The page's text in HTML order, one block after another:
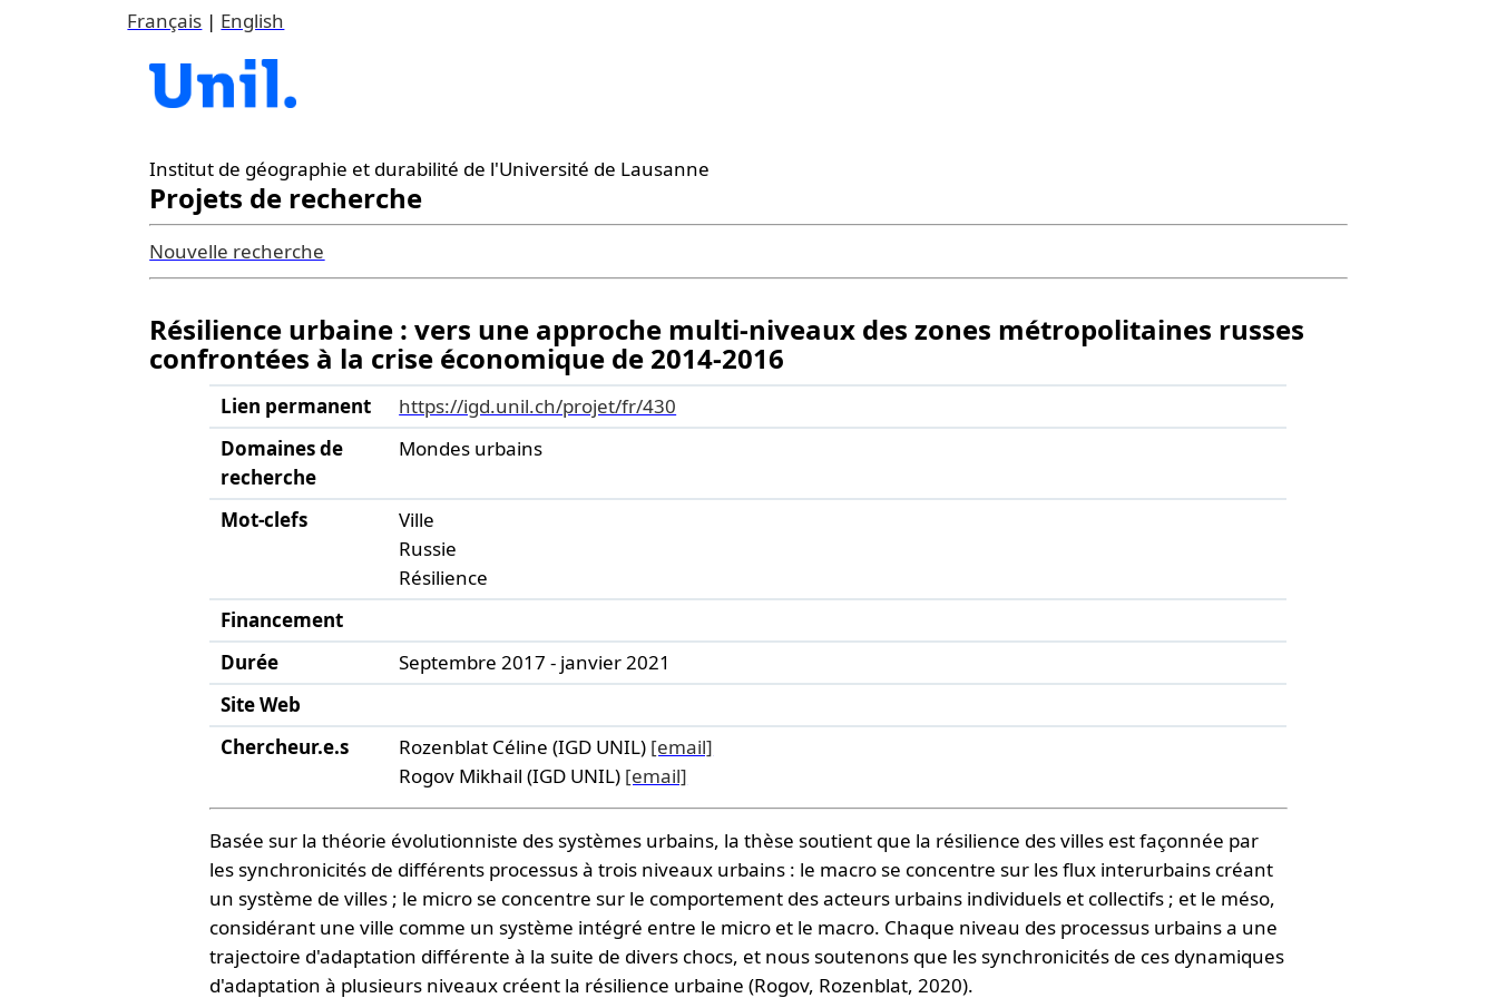
Français | English
Institut de géographie et durabilité de l'Université de Lausanne
Projets de recherche
Nouvelle recherche
Résilience urbaine : vers une approche multi-niveaux des zones métropolitaines russes
confrontées à la crise économique de 2014-2016
Lien permanent
https://igd.unil.ch/projet/fr/430
Domaines de
recherche
Mondes urbains
Mot-clefs
Ville
Russie
Résilience
Financement
Durée
Septembre 2017 - janvier 2021
Site Web
Chercheur.e.s
Rozenblat Céline (IGD UNIL) [email]
Rogov Mikhail (IGD UNIL) [email]
Basée sur la théorie évolutionniste des systèmes urbains, la thèse soutient que la résilience des villes est façonnée par
les synchronicités de différents processus à trois niveaux urbains : le macro se concentre sur les flux interurbains créant
un système de villes ; le micro se concentre sur le comportement des acteurs urbains individuels et collectifs ; et le méso,
considérant une ville comme un système intégré entre le micro et le macro. Chaque niveau des processus urbains a une
trajectoire d'adaptation différente à la suite de divers chocs, et nous soutenons que les synchronicités de ces dynamiques
d'adaptation à plusieurs niveaux créent la résilience urbaine (Rogov, Rozenblat, 2020).